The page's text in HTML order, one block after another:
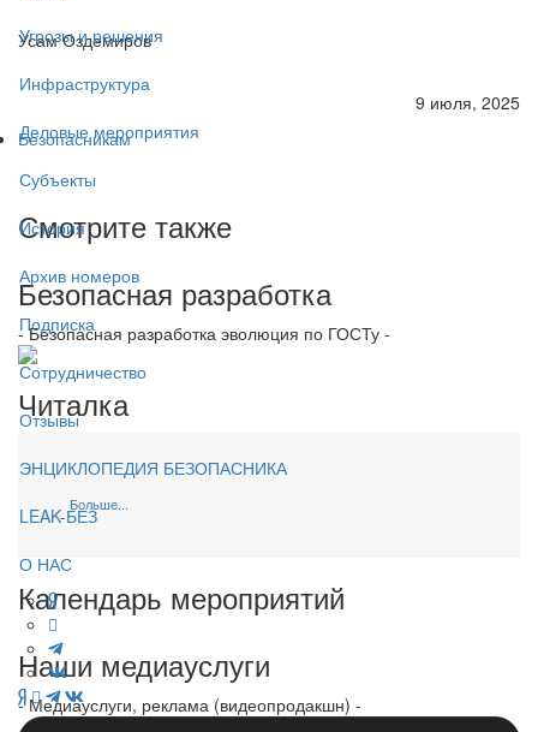
Угрозы и решения
Инфраструктура
Деловые мероприятия
Субъекты
История
Архив номеров
Подписка
Сотрудничество
Отзывы
ЭНЦИКЛОПЕДИЯ БЕЗОПАСНИКА
LEAK-БЕЗ
О НАС
Усам Оздемиров
9 июля, 2025
Безопасникам
Смотрите также
Безопасная разработка
- Безопасная разработка эволюция по ГОСТу -
Читалка
Больше...
Календарь мероприятий
Наши медиауслуги
- Медиауслуги, реклама (видеопродакшн) -